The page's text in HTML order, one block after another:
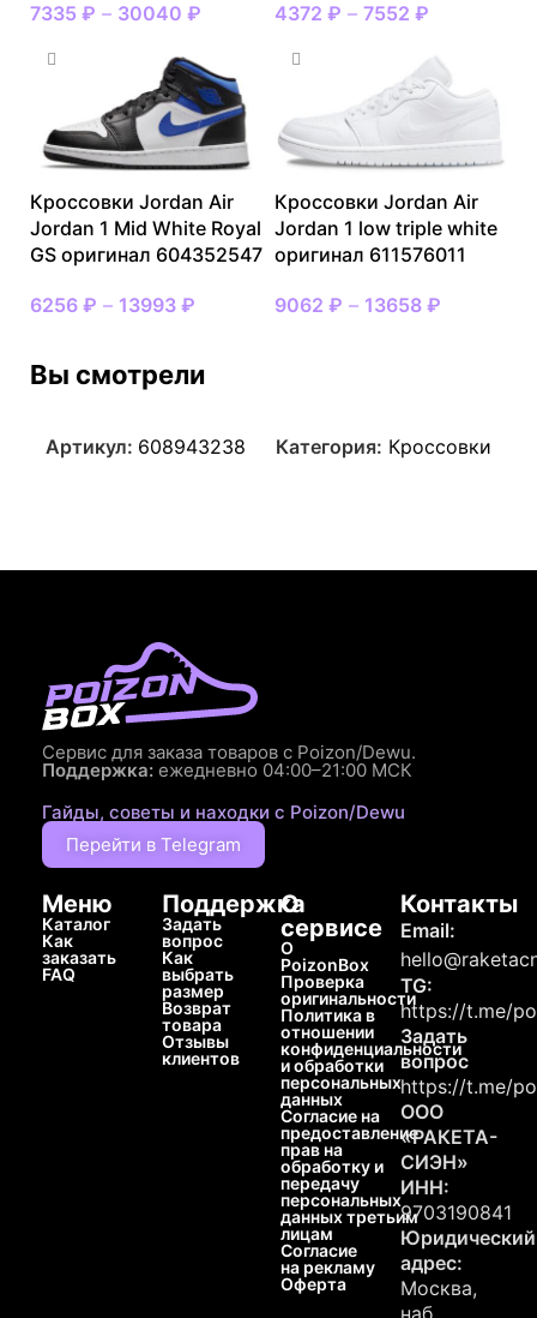
7335 ₽ – 30040 ₽ 4372 ₽ – 7552 ₽
Кроссовки Jordan Air
Jordan 1 Mid White Royal
GS оригинал 604352547
6256 ₽ – 13993 ₽
Кроссовки Jordan Air
Jordan 1 low triple white
оригинал 611576011
9062 ₽ – 13658 ₽
Вы смотрели
Артикул: 608943238 Категория: Кроссовки
Сервис для заказа товаров с Poizon/Dewu.
Поддержка: ежедневно 04:00–21:00 МСК
Гайды, советы и находки с Poizon/Dewu
Перейти в Telegram
Меню
Каталог
Как
заказать
FAQ
Поддержка
Задать
вопрос
Как
выбрать
размер
Возврат
товара
Отзывы
клиентов
О
сервисе
О
PoizonBox
Проверка
оригинальности
Политика в
отношении
конфиденциальности
и обработки
персональных
данных
Согласие на
предоставление
прав на
обработку и
передачу
персональных
данных третьим
лицам
Согласие
на рекламу
Оферта
Контакты
Email:
TG:
https://t.me/
Задать
вопрос
https://t.me/
ООО
«РАКЕТА-
СИЭН»
ИНН:
9703190841
Юридический
адрес:
Москва,
наб.